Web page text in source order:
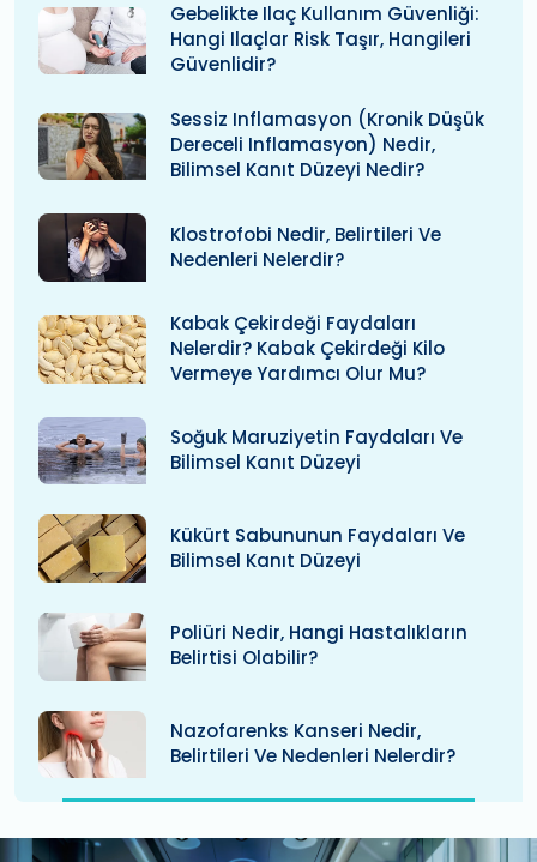
Gebelikte Ilaç Kullanım Güvenliği:
Hangi Ilaçlar Risk Taşır, Hangileri
Güvenlidir?
Sessiz Inflamasyon (kronik Düşük
Dereceli Inflamasyon) Nedir,
Bilimsel Kanıt Düzeyi Nedir?
Klostrofobi Nedir, Belirtileri Ve
Nedenleri Nelerdir?
Kabak Çekirdeği Faydaları
Nelerdir? Kabak Çekirdeği Kilo
Vermeye Yardımcı Olur Mu?
Soğuk Maruziyetin Faydaları Ve
Bilimsel Kanıt Düzeyi
Kükürt Sabununun Faydaları Ve
Bilimsel Kanıt Düzeyi
Poliüri Nedir, Hangi Hastalıkların
Belirtisi Olabilir?
Nazofarenks Kanseri Nedir,
Belirtileri Ve Nedenleri Nelerdir?